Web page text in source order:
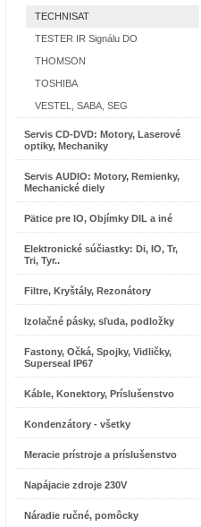
TECHNISAT
TESTER IR Signálu DO
THOMSON
TOSHIBA
VESTEL, SABA, SEG
Servis CD-DVD: Motory, Laserové
optiky, Mechaniky
Servis AUDIO: Motory, Remienky,
Mechanické diely
Pätice pre IO, Objímky DIL a iné
Elektronické súčiastky: Di, IO, Tr,
Tri, Tyr..
Filtre, Kryštály, Rezonátory
Izolačné pásky, sľuda, podložky
Fastony, Očká, Spojky, Vidličky,
Superseal IP67
Káble, Konektory, Príslušenstvo
Kondenzátory - všetky
Meracie prístroje a príslušenstvo
Napájacie zdroje 230V
Náradie ručné, pomôcky